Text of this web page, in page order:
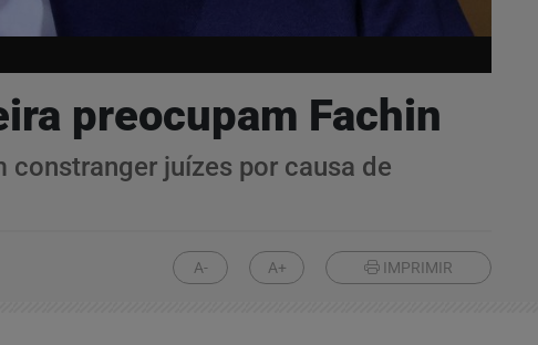
preocupam Fachin
juízes por causa de
A- A+ IMPRIMIR